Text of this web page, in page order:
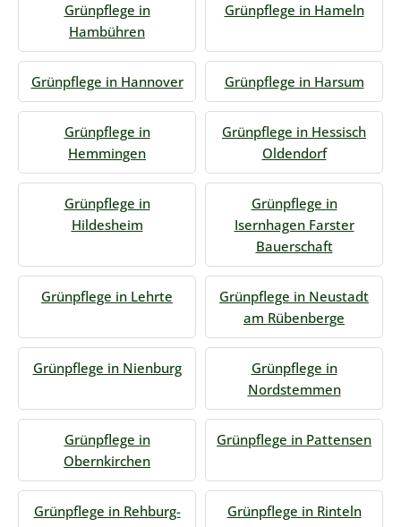
Grünpflege in
Hambühren
Grünpflege in Hameln
Grünpflege in Hannover Grünpflege in Harsum
Grünpflege in
Hemmingen
Grünpflege in Hessisch
Oldendorf
Grünpflege in
Hildesheim
Grünpflege in
Isernhagen Farster
Bauerschaft
Grünpflege in Lehrte
Grünpflege in Neustadt
am Rübenberge
Grünpflege in Nienburg
Grünpflege in
Nordstemmen
Grünpflege in
Obernkirchen
Grünpflege in Pattensen
Grünpflege in Rehburg-
Grünpflege in Rinteln